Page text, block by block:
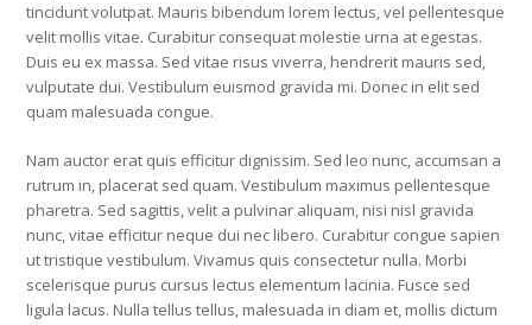
tincidunt volutpat. Mauris bibendum lorem lectus, vel pellentesque
velit mollis vitae. Curabitur consequat molestie urna at egestas.
Duis eu ex massa. Sed vitae risus viverra, hendrerit mauris sed,
vulputate dui. Vestibulum euismod gravida mi. Donec in elit sed
quam malesuada congue.
Nam auctor erat quis efficitur dignissim. Sed leo nunc, accumsan a
rutrum in, placerat sed quam. Vestibulum maximus pellentesque
pharetra. Sed sagittis, velit a pulvinar aliquam, nisi nisl gravida
nunc, vitae efficitur neque dui nec libero. Curabitur congue sapien
ut tristique vestibulum. Vivamus quis consectetur nulla. Morbi
scelerisque purus cursus lectus elementum lacinia. Fusce sed
ligula lacus. Nulla tellus tellus, malesuada in diam et, mollis dictum